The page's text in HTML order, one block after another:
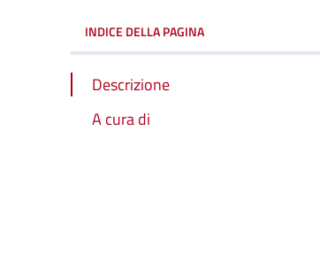
INDICE DELLA PAGINA
Descrizione
A cura di